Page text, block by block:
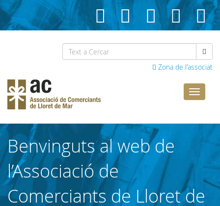
Zona de l'associat
Lloret
Benvinguts al web de
l’Associació de
Comerciants de Lloret de